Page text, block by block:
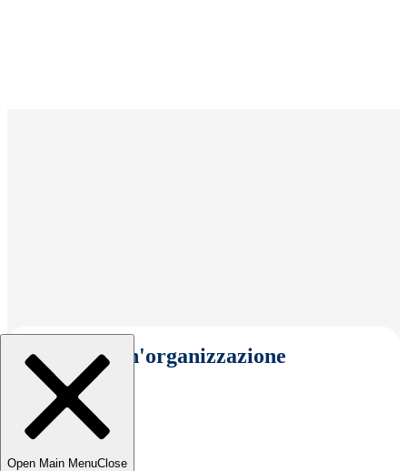
Seleziona un'organizzazione
Open Main MenuClose